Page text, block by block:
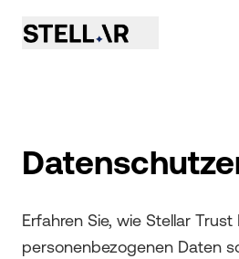
Erfahren Sie, wie Stellar Trust
personenbezogenen Daten